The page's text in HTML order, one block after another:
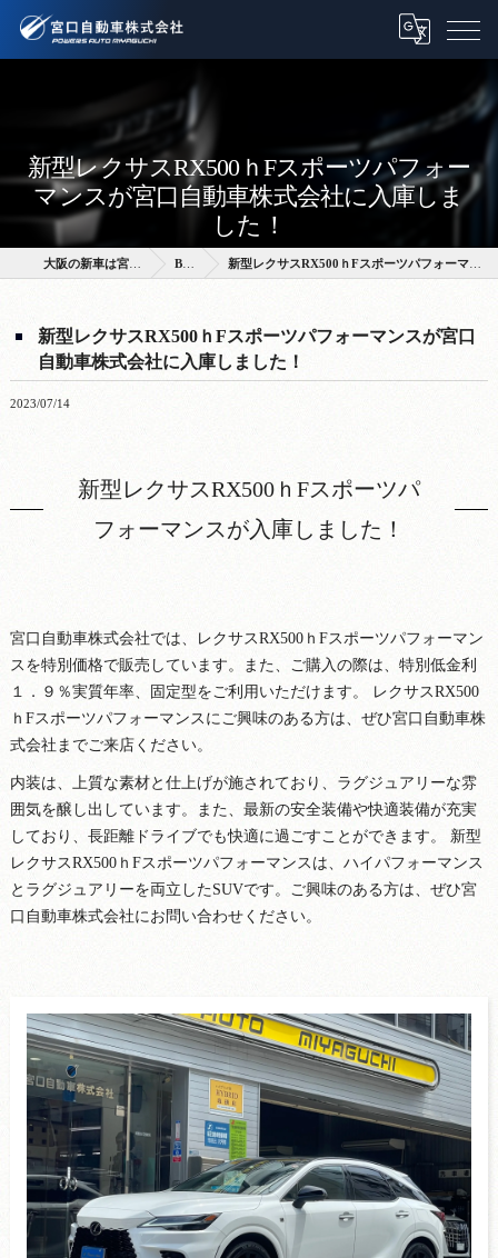
新型レクサスRX500ｈFスポーツパフォー
マンスが宮口自動車株式会社に入庫しま
した！
大阪の新車は宮口自動車株式会社 BLOG 新型レクサスRX500ｈFスポーツパフォーマンスが宮口自動車株式会社に入庫しました！
新型レクサスRX500ｈFスポーツパフォーマンスが宮口
自動車株式会社に入庫しました！
2023/07/14
新型レクサスRX500ｈFスポーツパ
フォーマンスが入庫しました！
宮口自動車株式会社では、レクサスRX500ｈFスポーツパフォーマン
スを特別価格で販売しています。また、ご購入の際は、特別低金利
１．９％実質年率、固定型をご利用いただけます。 レクサスRX500
ｈFスポーツパフォーマンスにご興味のある方は、ぜひ宮口自動車株
式会社までご来店ください。
内装は、上質な素材と仕上げが施されており、ラグジュアリーな雰
囲気を醸し出しています。また、最新の安全装備や快適装備が充実
しており、長距離ドライブでも快適に過ごすことができます。 新型
レクサスRX500ｈFスポーツパフォーマンスは、ハイパフォーマンス
とラグジュアリーを両立したSUVです。ご興味のある方は、ぜひ宮
口自動車株式会社にお問い合わせください。